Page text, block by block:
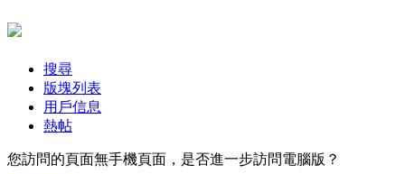
搜尋
版塊列表
用戶信息
熱帖
您訪問的頁面無手機頁面，是否進一步訪問電腦版？